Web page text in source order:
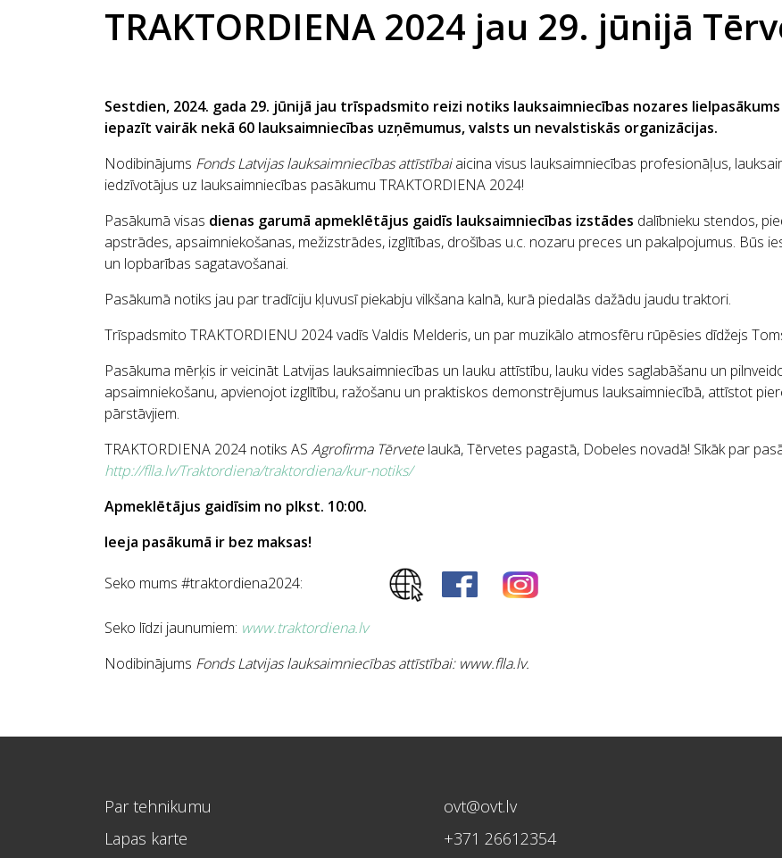
TRAKTORDIENA 2024 jau 29. jūnijā
Sestdien, 2024. gada 29. jūnijā jau trīspadsmito reizi notiks lauksaimniecības nozares lielpasākums
iepazīt vairāk nekā 60 lauksaimniecības uzņēmumus, valsts un nevalstiskās organizācijas.
Nodibinājums Fonds Latvijas lauksaimniecības attīstībaiaicina visus lauksaimniecības profesionāļus,
iedzīvotājus uz lauksaimniecības pasākumu TRAKTORDIENA 2024!
Pasākumā visas dienas garumā apmeklētājus gaidīs lauksaimniecības izstādes dalībnieku stendos,
apstrādes, apsaimniekošanas, mežizstrādes, izglītības, drošības u.c. nozaru preces un pakalpojumus. Būs
un lopbarības sagatavošanai.
Pasākumā notiks jau par tradīciju kļuvusī piekabju vilkšana kalnā, kurā piedalās dažādu jaudu traktori.
Trīspadsmito TRAKTORDIENU 2024 vadīs Valdis Melderis, un par muzikālo atmosfēru rūpēsies dīdžejs
Pasākuma mērķis ir veicināt Latvijas lauksaimniecības un lauku attīstību, lauku vides saglabāšanu un
apsaimniekošanu, apvienojot izglītību, ražošanu un praktiskos demonstrējumus lauksaimniecībā, attīstot
pārstāvjiem.
TRAKTORDIENA 2024 notiks AS Agrofirma Tērvetelaukā, Tērvetes pagastā, Dobeles novadā! Sīkāk par
http://flla.lv/Traktordiena/traktordiena/kur-notiks/
Apmeklētājus gaidīsim no plkst. 10:00.
Ieeja pasākumā ir bez maksas!
Seko mums #traktordiena2024:
Seko līdzi jaunumiem: www.traktordiena.lv
Nodibinājums Fonds Latvijas lauksaimniecības attīstībai: www.flla.lv.
Par tehnikumu
Lapas karte
ovt@ovt.lv
+371 26612354